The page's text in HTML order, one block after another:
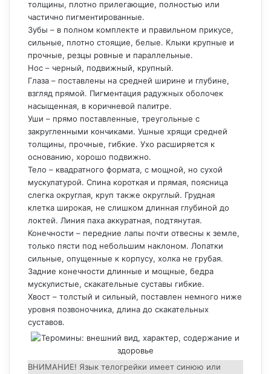
толщины, плотно прилегающие, полностью или
частично пигментированные.
Зубы – в полном комплекте и правильном прикусе,
сильные, плотно стоящие, белые. Клыки крупные и
прочные, резцы ровные и параллельные.
Нос – черный, подвижный, крупный.
Глаза – поставлены на средней ширине и глубине,
взгляд прямой. Пигментация радужных оболочек
насыщенная, в коричневой палитре.
Уши – прямо поставленные, треугольные с
закругленными кончиками. Ушные хрящи средней
толщины, прочные, гибкие. Ухо расширяется к
основанию, хорошо подвижно.
Тело – квадратного формата, с мощной, но сухой
мускулатурой. Спина короткая и прямая, поясница
слегка округлая, круп также округлый. Грудная
клетка широкая, не слишком длинная глубиной до
локтей. Линия паха аккуратная, подтянутая.
Конечности – передние лапы почти отвесны к земле,
только пясти под небольшим наклоном. Лопатки
сильные, опущенные к корпусу, холка не грубая.
Задние конечности длинные и мощные, бедра
мускулистые, скакательные суставы гибкие.
Хвост – толстый и сильный, поставлен немного ниже
уровня позвоночника, длина до скакательных
суставов.
ВНИМАНИЕ! Язык телогрейки имеет синюю или